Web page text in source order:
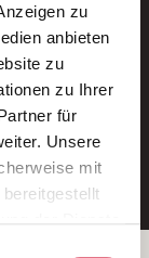
zu
anbieten
zu
zu Ihrer
für
Unsere
mit
AWO